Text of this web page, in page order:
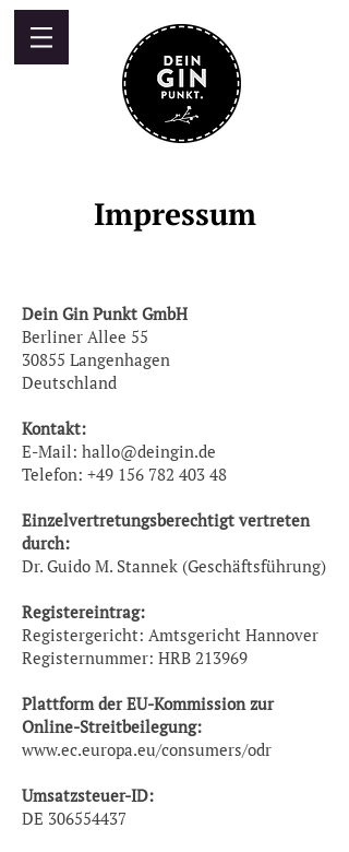
Impressum
Dein Gin Punkt GmbH
Berliner Allee 55
30855 Langenhagen
Deutschland
Kontakt:
E-Mail: hallo@deingin.de
Telefon: +49 156 782 403 48
Einzelvertretungsberechtigt vertreten
durch:
Dr. Guido M. Stannek (Geschäftsführung)
Registereintrag:
Registergericht: Amtsgericht Hannover
Registernummer: HRB 213969
Plattform der EU-Kommission zur
Online-Streitbeilegung:
www.ec.europa.eu/consumers/odr
Umsatzsteuer-ID:
DE 306554437